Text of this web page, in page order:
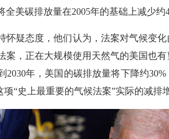
全美碳排放量在2005年的基础上减少约
怀疑态度，他们认为，法案对气候变
案，正在大规模使用天然气的美国也
2030年，美国的碳排放量将下降约
项“史上最重要的气候法案”实际的减排